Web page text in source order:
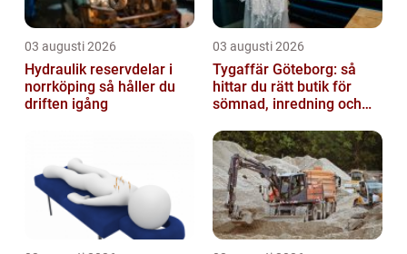
03 augusti 2026
Hydraulik reservdelar i
norrköping så håller du
driften igång
03 augusti 2026
Tygaffär Göteborg: så
hittar du rätt butik för
sömnad, inredning och